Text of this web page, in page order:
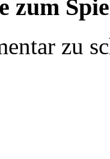
zum
zu